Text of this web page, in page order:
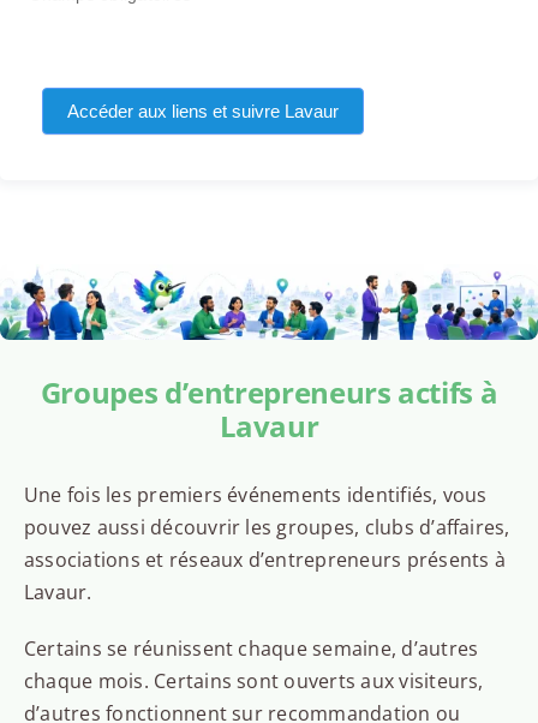
Accéder aux liens et suivre Lavaur
Groupes d’entrepreneurs actifs à
Lavaur
Une fois les premiers événements identifiés, vous
pouvez aussi découvrir les groupes, clubs d’affaires,
associations et réseaux d’entrepreneurs présents à
Lavaur.
Certains se réunissent chaque semaine, d’autres
chaque mois. Certains sont ouverts aux visiteurs,
d’autres fonctionnent sur recommandation ou